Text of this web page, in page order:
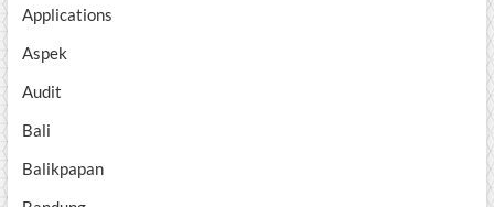
Applications
Aspek
Audit
Bali
Balikpapan